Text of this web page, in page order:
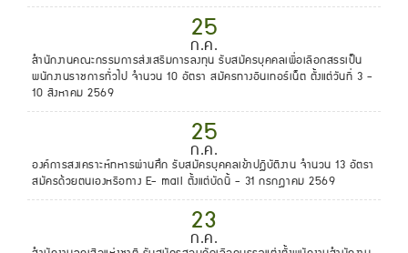
25
ก.ค.
สำนักงานคณะกรรมการส่งเสริมการลงทุน รับสมัครบุคคลเพื่อเลือกสรรเป็น
พนักงานราชการทั่วไป จำนวน 10 อัตรา สมัครทางอินเทอร์เน็ต ตั้งแต่วันที่ 3 -
10 สิงหาคม 2569
25
ก.ค.
องค์การสงเคราะห์ทหารผ่านศึก รับสมัครบุคคลเข้าปฏิบัติงาน จำนวน 13 อัตรา
สมัครด้วยตนเองหรือทาง E- mail ตั้งแต่บัดนี้ - 31 กรกฎาคม 2569
23
ก.ค.